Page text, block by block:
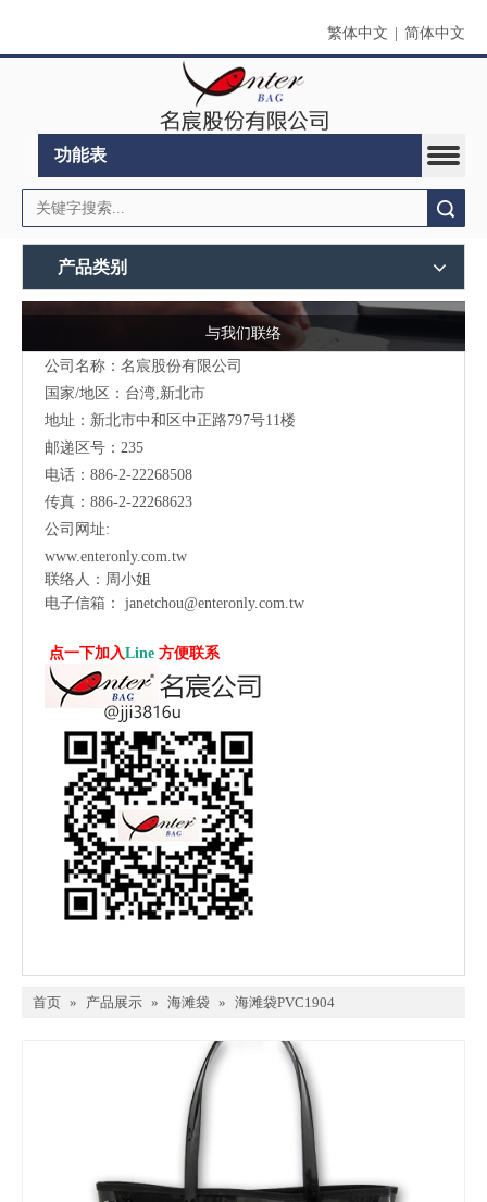
繁体中文 简体中文
功能表
产品类别
与我们联络
公司名称：名宸股份有限公司
国家/地区：台湾,新北市
地址：新北市中和区中正路797号11楼
邮递区号：235
电话：886-2-22268508
传真：886-2-22268623
公司网址:
www.enteronly.com.tw
联络人：周小姐
电子信箱： janetchou@enteronly.com.tw
点一下加入Line 方便联系
首页 » 产品展示 » 海滩袋 » 海滩袋PVC1904